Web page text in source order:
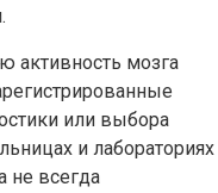
активность мозга
или выбора
и лабораториях
не всегда